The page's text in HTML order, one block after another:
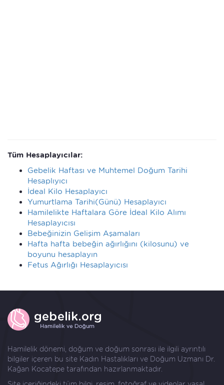
Tüm Hesaplayıcılar:
Gebelik Haftası ve Muhtemel Doğum Tarihi
Hesaplıyıcı
İdeal Kilo Hesaplayıcı
Yumurtlama Tarihi(Günü) Hesaplayıcı
Hamilelikte Haftalara Göre İdeal Kilo Alımı
Hesaplayıcısı
Bebeğinizin Gelişim Aşamaları
Hafta hafta bebeğin ağırlığını (kilosunu) ve
boyunu hesaplayın
Fetus Ağırlığı Hesaplayıcısı
Hamilelik dönemi, doğum ve doğum sonrası ile ilgili ayrıntılı
bilgiler içeren bu site Kadın Hastalıkları ve Doğum Uzmanı Dr.
Kağan Kocatepe tarafından hazırlanmaktadır.